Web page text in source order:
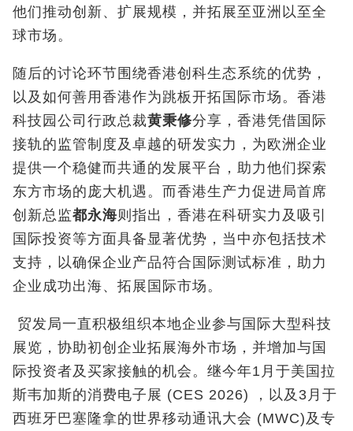
他们推动创新、扩展规模，并拓展至亚洲以至全
球市场。
随后的讨论环节围绕香港创科生态系统的优势，
以及如何善用香港作为跳板开拓国际市场。香港
科技园公司行政总裁黄秉修分享，香港凭借国际
接轨的监管制度及卓越的研发实力，为欧洲企业
提供一个稳健而共通的发展平台，助力他们探索
东方市场的庞大机遇。而香港生产力促进局首席
创新总监都永海则指出，香港在科研实力及吸引
国际投资等方面具备显著优势，当中亦包括技术
支持，以确保企业产品符合国际测试标准，助力
企业成功出海、拓展国际市场。
贸发局一直积极组织本地企业参与国际大型科技
展览，协助初创企业拓展海外市场，并增加与国
际投资者及买家接触的机会。继今年1月于美国拉
斯韦加斯的消费电子展 (CES 2026) ，以及3月于
西班牙巴塞隆拿的世界移动通讯大会 (MWC)及专